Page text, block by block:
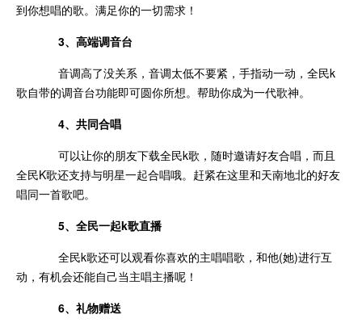
到你想唱的歌。满足你的一切需求！
3、高端调音台
音调高了没关系，音调太低不要紧，手指动一动，全民k
歌自带的调音台功能即可圆你所想。帮助你成为一代歌神。
4、共同合唱
可以让你的朋友下载全民k歌，随时邀请好友合唱，而且
全民K歌还支持与明星一起合唱哦。赶紧在这里和天南地北的好友
唱同一首歌吧。
5、全民一起k歌直播
全民k歌还可以观看你喜欢的主唱唱歌，和他(她)进行互
动，有机会还能自己当主唱主播呢！
6、礼物赠送